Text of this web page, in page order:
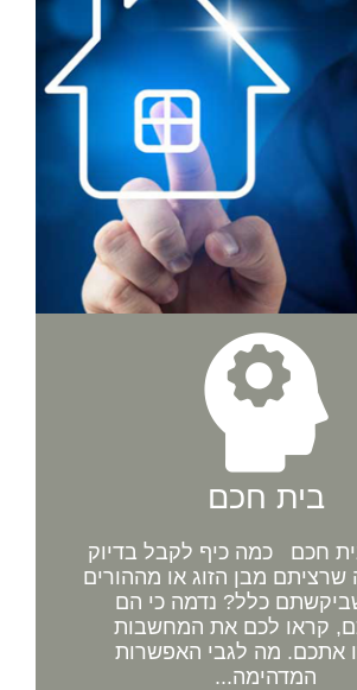
בית חכם
חכם כמה כיף לקבל בדיוק
מבן הזוג או מההורים
כלל? נדמה כי הם
קראו לכם את המחשבות
אתכם. מה לגבי האפשרות
המדהימה...